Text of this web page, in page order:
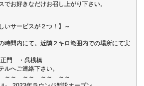
でお好きなだけお召し上がり下さい。
いサービスが２つ！】～
時間内にて。近隣２キロ範囲内での場所にて実
門 ・呉桟橋
ルへご連絡下さい。
～ ～～ ～～ ～～